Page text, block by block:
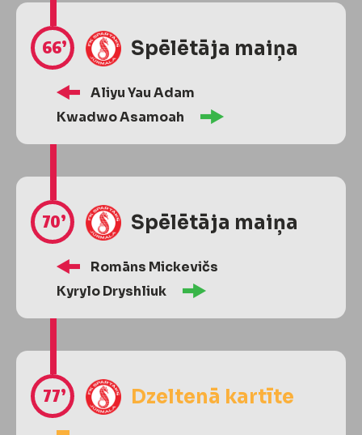
66’ Spēlētāja maiņa
Aliyu Yau Adam
Kwadwo Asamoah
70’ Spēlētāja maiņa
Romāns Mickevičs
Kyrylo Dryshliuk
77’ Dzeltenā kartīte